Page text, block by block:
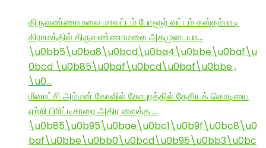
திருவண்ணாமலை மாவட்டம் போளூர் வட்டம் கஸ்தம்பாடி
கிராமத்தில் திருவண்ணாமலை அகமுடையா…
\u0bb5\u0ba8\u0bcd\u0ba4\u0bbe\u0baf\u
0bcd \u0b85\u0baf\u0bcd\u0baf\u0bbe ,
\u0…
மீனாட்சி அம்மன் கோவில் கோபுரத்தில் தேசியக் கொடியை
ஏற்றி பிரிட்டிசாரை அதிர வைத்த …
\u0b85\u0b95\u0bae\u0bc1\u0b9f\u0bc8\u0
baf\u0bbe\u0bb0\u0bcd\u0b95\u0bb3\u0bc